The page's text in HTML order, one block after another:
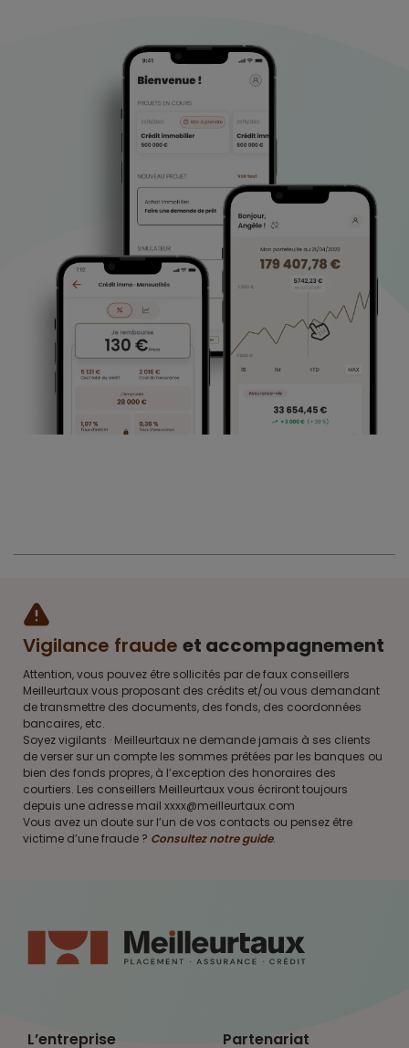
Vigilance fraude et accompagnement
Attention, vous pouvez être sollicités par de faux conseillers
Meilleurtaux vous proposant des crédits et/ou vous demandant
de transmettre des documents, des fonds, des coordonnées
bancaires, etc.
Soyez vigilants · Meilleurtaux ne demande jamais à ses clients
de verser sur un compte les sommes prêtées par les banques ou
bien des fonds propres, à l’exception des honoraires des
courtiers. Les conseillers Meilleurtaux vous écriront toujours
depuis une adresse mail xxxx@meilleurtaux.com
Vous avez un doute sur l’un de vos contacts ou pensez être
victime d’une fraude ? Consultez notre guide.
L’entreprise Partenariat